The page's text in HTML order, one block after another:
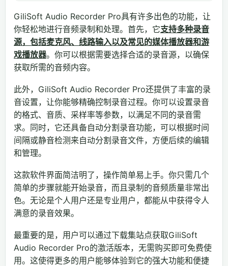
GiliSoft Audio Recorder Pro具有许多出色的功能，让
你轻松地进行音频录制和处理。首先，它支持多种录音
源，包括麦克风、线路输入以及常见的媒体播放器和游
戏播放器。你可以根据需要选择合适的录音源，以确保
获取所需的音频内容。
此外，GiliSoft Audio Recorder Pro还提供了丰富的录
音设置，让你能够精确控制录音过程。你可以设置录音
的格式、音质、采样率等参数，以满足不同的录音需
求。同时，它还具备自动分割录音功能，可以根据时间
间隔或静音检测来自动分割录音文件，方便后续的编辑
和管理。
这款软件界面简洁明了，操作简单易上手。你只需几个
简单的步骤就能开始录音，而且录制的音频质量非常出
色。无论是个人用户还是专业用户，都能从中获得令人
满意的录音效果。
最重要的是，用户可以通过下载集站点获取GiliSoft
Audio Recorder Pro的激活版本，无需购买即可免费使
用。这使得更多的用户能够体验到它的强大功能和便捷